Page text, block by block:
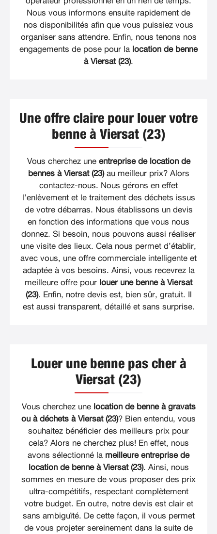
Nous vous informons ensuite rapidement de
nos disponibilités afin que vous puissiez vous
organiser sans attendre. Enfin, nous tenons nos
engagements de pose pour la location de benne
à Viersat (23).
Une offre claire pour louer votre
benne à Viersat (23)
Vous cherchez une entreprise de location de
bennes à Viersat (23)au meilleur prix? Alors
contactez-nous. Nous gérons en effet
l’enlèvement et le traitement des déchets issus
de votre débarras. Nous établissons un devis
en fonction des informations que vous nous
donnez. Si besoin, nous pouvons aussi réaliser
une visite des lieux. Cela nous permet d’établir,
avec vous, une offre commerciale intelligente et
adaptée à vos besoins. Ainsi, vous recevrez la
meilleure offre pour louer une benne à Viersat
(23). Enfin, notre devis est, bien sûr, gratuit. Il
est aussi transparent, détaillé et sans surprise.
Louer une benne pas cher à
Viersat (23)
Vous cherchez une location de benne à gravats
ou à déchets à Viersat (23)? Bien entendu, vous
souhaitez bénéficier des meilleurs prix pour
cela? Alors ne cherchez plus! En effet, nous
avons sélectionné la meilleure entreprise de
location de benne à Viersat (23). Ainsi, nous
sommes en mesure de vous proposer des prix
ultra-compétitifs, respectant complètement
votre budget. En outre, notre devis est clair et
sans ambiguïté. De cette façon, il vous permet
de vous projeter sereinement dans la suite de